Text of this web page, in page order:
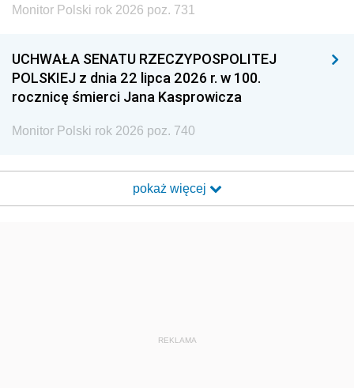
Monitor Polski rok 2026 poz. 731
UCHWAŁA SENATU RZECZYPOSPOLITEJ
POLSKIEJ z dnia 22 lipca 2026 r. w 100.
rocznicę śmierci Jana Kasprowicza
Monitor Polski rok 2026 poz. 740
pokaż więcej
REKLAMA